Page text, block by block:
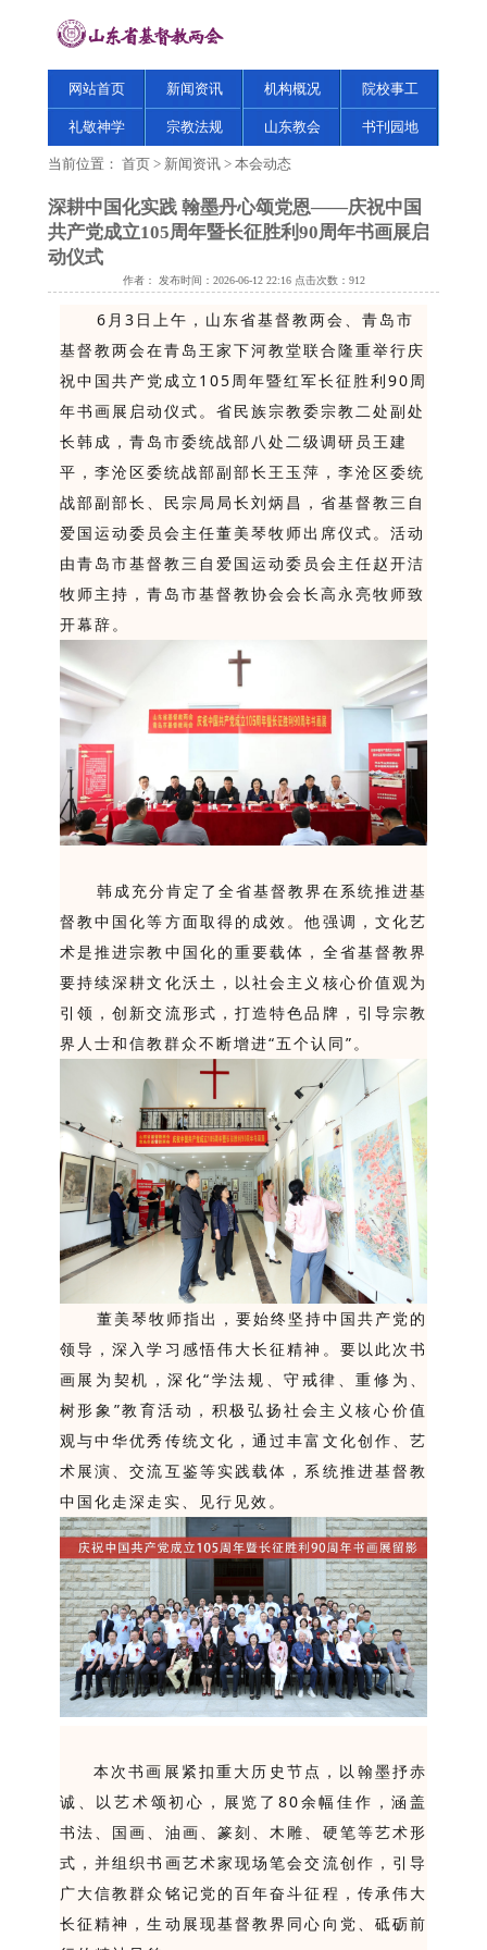
网站首页 新闻资讯 机构概况 院校事工
礼敬神学 宗教法规 山东教会 书刊园地
当前位置： 首页 > 新闻资讯 > 本会动态
深耕中国化实践 翰墨丹心颂党恩——庆祝中国
共产党成立105周年暨长征胜利90周年书画展启
动仪式
作者： 发布时间：2026-06-12 22:16 点击次数： 912
6月3日上午，山东省基督教两会、青岛市
基督教两会在青岛王家下河教堂联合隆重举行庆
祝中国共产党成立105周年暨红军长征胜利90周
年书画展启动仪式。省民族宗教委宗教二处副处
长韩成，青岛市委统战部八处二级调研员王建
平，李沧区委统战部副部长王玉萍，李沧区委统
战部副部长、民宗局局长刘炳昌，省基督教三自
爱国运动委员会主任董美琴牧师出席仪式。活动
由青岛市基督教三自爱国运动委员会主任赵开洁
牧师主持，青岛市基督教协会会长高永亮牧师致
开幕辞。
韩成充分肯定了全省基督教界在系统推进基
督教中国化等方面取得的成效。他强调，文化艺
术是推进宗教中国化的重要载体，全省基督教界
要持续深耕文化沃土，以社会主义核心价值观为
引领，创新交流形式，打造特色品牌，引导宗教
界人士和信教群众不断增进“五个认同”。
董美琴牧师指出，要始终坚持中国共产党的
领导，深入学习感悟伟大长征精神。要以此次书
画展为契机，深化“学法规、守戒律、重修为、
树形象”教育活动，积极弘扬社会主义核心价值
观与中华优秀传统文化，通过丰富文化创作、艺
术展演、交流互鉴等实践载体，系统推进基督教
中国化走深走实、见行见效。
本次书画展紧扣重大历史节点，以翰墨抒赤
诚、以艺术颂初心，展览了80余幅佳作，涵盖
书法、国画、油画、篆刻、木雕、硬笔等艺术形
式，并组织书画艺术家现场笔会交流创作，引导
广大信教群众铭记党的百年奋斗征程，传承伟大
长征精神，生动展现基督教界同心向党、砥砺前